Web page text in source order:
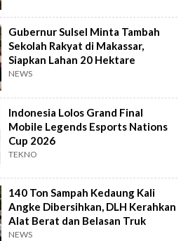
Gubernur Sulsel Minta Tambah
Sekolah Rakyat di Makassar,
Siapkan Lahan 20 Hektare
NEWS
Indonesia Lolos Grand Final
Mobile Legends Esports Nations
Cup 2026
TEKNO
140 Ton Sampah Kedaung Kali
Angke Dibersihkan, DLH Kerahkan
Alat Berat dan Belasan Truk
NEWS